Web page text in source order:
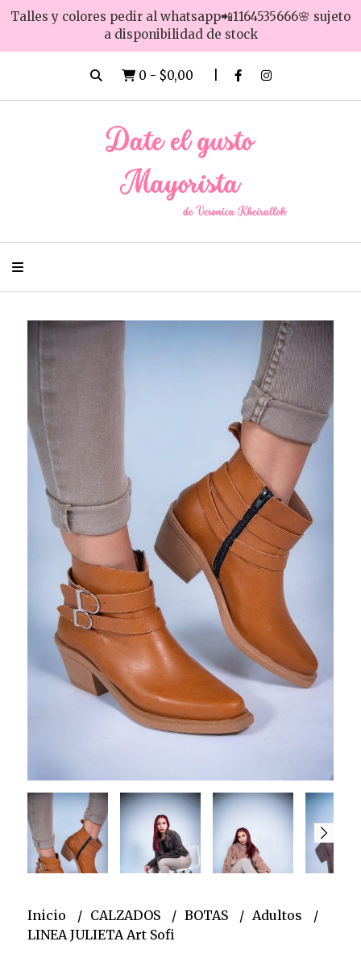
Talles y colores pedir al whatsapp📲1164535666🌸 sujeto
a disponibilidad de stock
0 - $0,00
Inicio CALZADOS BOTAS
Adultos
LINEA JULIETA Art Sofi